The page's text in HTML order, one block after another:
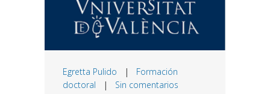
Egretta Pulido | Formación
doctoral | Sin comentarios